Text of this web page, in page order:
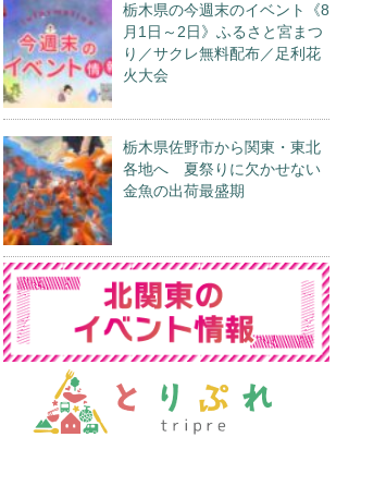
栃木県の今週末のイベント《8
月1日～2日》ふるさと宮まつ
り／サクレ無料配布／足利花
火大会
栃木県佐野市から関東・東北
各地へ 夏祭りに欠かせない
金魚の出荷最盛期